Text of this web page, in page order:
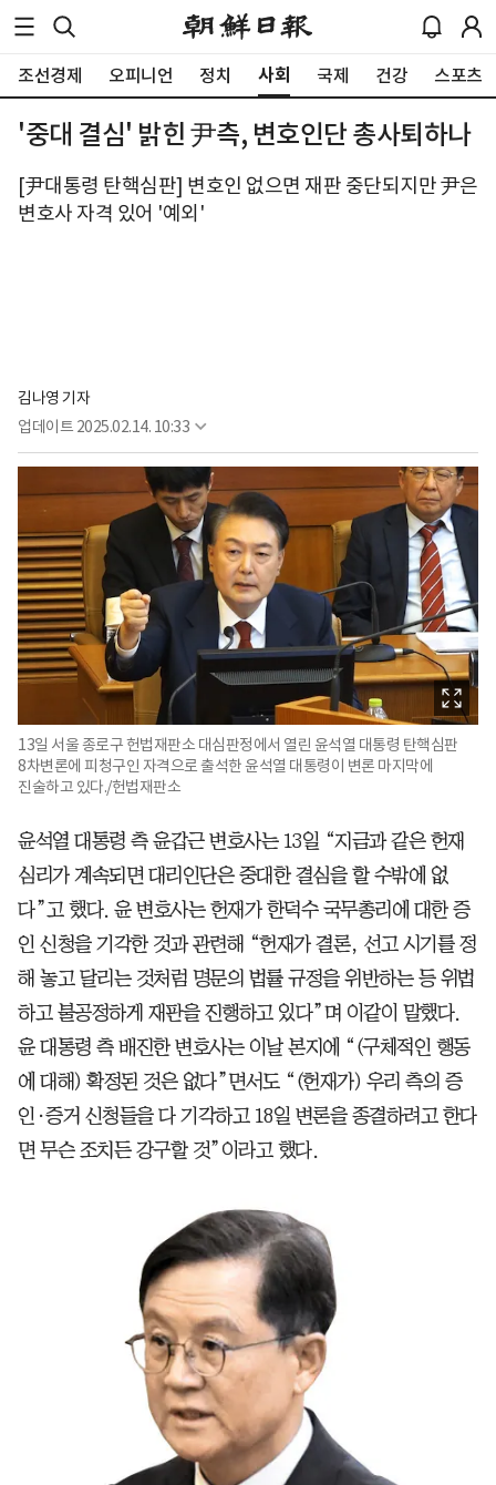
조선경제 오피니언 정치 사회 국제 건강 스포츠
'중대 결심' 밝힌 尹측, 변호인단 총사퇴하나
[尹대통령 탄핵심판] 변호인 없으면 재판 중단되지만 尹은
변호사 자격 있어 '예외'
김나영 기자
업데이트 2025.02.14. 10:33
13일 서울 종로구 헌법재판소 대심판정에서 열린 윤석열 대통령 탄핵심판
8차변론에 피청구인 자격으로 출석한 윤석열 대통령이 변론 마지막에
진술하고 있다./헌법재판소
윤석열 대통령 측 윤갑근 변호사는 13일 “지금과 같은 헌재
심리가 계속되면 대리인단은 중대한 결심을 할 수밖에 없
다”고 했다. 윤 변호사는 헌재가 한덕수 국무총리에 대한 증
인 신청을 기각한 것과 관련해 “헌재가 결론, 선고 시기를 정
해 놓고 달리는 것처럼 명문의 법률 규정을 위반하는 등 위법
하고 불공정하게 재판을 진행하고 있다”며 이같이 말했다.
윤 대통령 측 배진한 변호사는 이날 본지에 “(구체적인 행동
에 대해) 확정된 것은 없다”면서도 “(헌재가) 우리 측의 증
인·증거 신청들을 다 기각하고 18일 변론을 종결하려고 한다
면 무슨 조치든 강구할 것”이라고 했다.